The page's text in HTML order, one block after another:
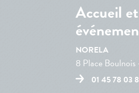
Accueil
NORELA
8 Place Boulnois
01 45 78 03